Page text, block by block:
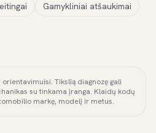
Gamykliniai atšaukimai
Tikslią diagnozę gali
su tinkama įranga. Klaidų kodų
markę, modelį ir metus.